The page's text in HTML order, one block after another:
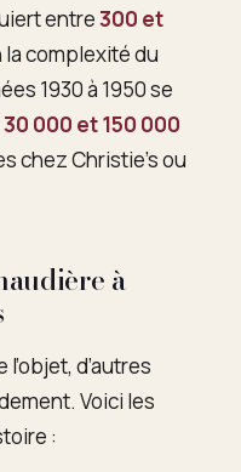
entre300 et
la complexité du
1930 à 1950 se
30 000 et 150 000
chez Christie’s ou
à
d’autres
Voici les
: